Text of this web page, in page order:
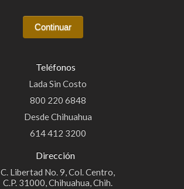
Teléfonos
Lada Sin Costo
800 220 6848
Desde Chihuahua
614 412 3200
Dirección
C. Libertad No. 9, Col. Centro,
C.P. 31000, Chihuahua, Chih.